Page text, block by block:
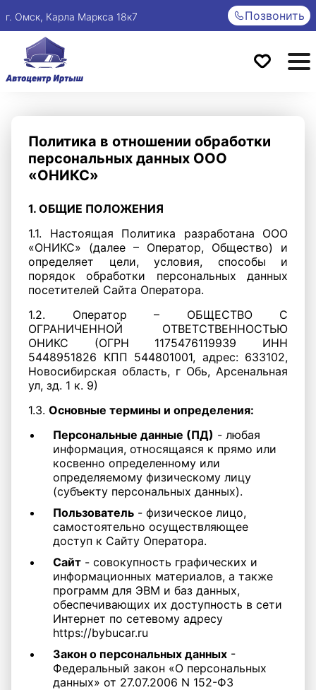
г. Омск, Карла Маркса 18к7 Позвонить
Политика в отношении обработки
персональных данных ООО
«ОНИКС»
1. ОБЩИЕ ПОЛОЖЕНИЯ
1.1. Настоящая Политика разработана ООО
«ОНИКС» (далее – Оператор, Общество) и
определяет цели, условия, способы и
порядок обработки персональных данных
посетителей Сайта Оператора.
1.2. Оператор – ОБЩЕСТВО С
ОГРАНИЧЕННОЙ ОТВЕТСТВЕННОСТЬЮ
ОНИКС (ОГРН 1175476119939 ИНН
5448951826 КПП 544801001, адрес: 633102,
Новосибирская область, г Обь, Арсенальная
ул, зд. 1 к. 9)
1.3. Основные термины и определения:
Персональные данные (ПД) - любая
информация, относящаяся к прямо или
косвенно определенному или
определяемому физическому лицу
(субъекту персональных данных).
Пользователь - физическое лицо,
самостоятельно осуществляющее
доступ к Сайту Оператора.
Сайт - совокупность графических и
информационных материалов, а также
программ для ЭВМ и баз данных,
обеспечивающих их доступность в сети
Интернет по сетевому адресу
https://bybucar.ru
Закон о персональных данных -
Федеральный закон «О персональных
данных» от 27.07.2006 N 152-ФЗ